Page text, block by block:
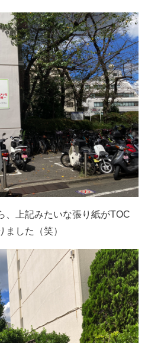
、上記みたいな張り紙がTOC
ました（笑）